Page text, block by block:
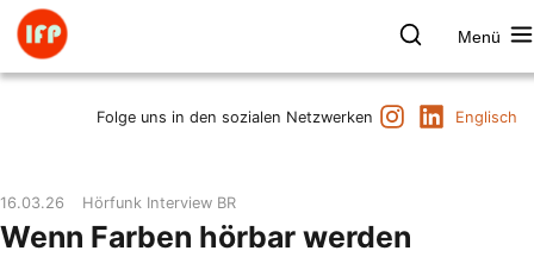
Zum
Inhalt
springen
Farbpsychologie
Menü
Folge uns in den sozialen Netzwerken
InstagramLinkedIn
Englisch
16.03.26 Hörfunk Interview BR
Wenn Farben hörbar werden